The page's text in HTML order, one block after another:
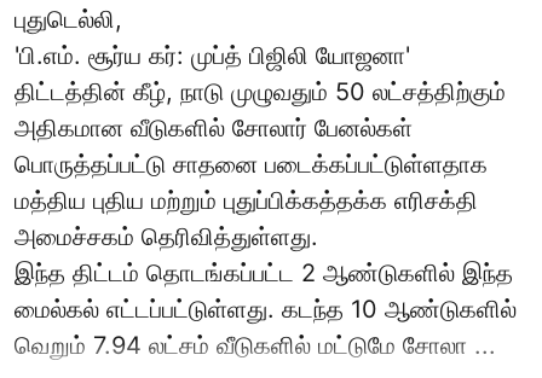
புதுடெல்லி,
'பி.எம். சூர்ய கர்: முப்த் பிஜிலி யோஜனா'
திட்டத்தின் கீழ், நாடு முழுவதும் 50 லட்சத்திற்கும்
அதிகமான வீடுகளில் சோலார் பேனல்கள்
பொருத்தப்பட்டு சாதனை படைக்கப்பட்டுள்ளதாக
மத்திய புதிய மற்றும் புதுப்பிக்கத்தக்க எரிசக்தி
அமைச்சகம் தெரிவித்துள்ளது.
இந்த திட்டம் தொடங்கப்பட்ட 2 ஆண்டுகளில் இந்த
மைல்கல் எட்டப்பட்டுள்ளது. கடந்த 10 ஆண்டுகளில்
வெறும் 7.94 லட்சம் வீடுகளில் மட்டுமே சோலா ...